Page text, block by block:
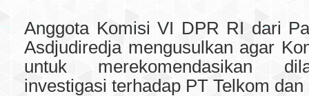
Anggota Komisi VI DPR RI dari
Asdjudiredja mengusulkan agar
untuk merekomendasikan
investigasi terhadap PT Telkom